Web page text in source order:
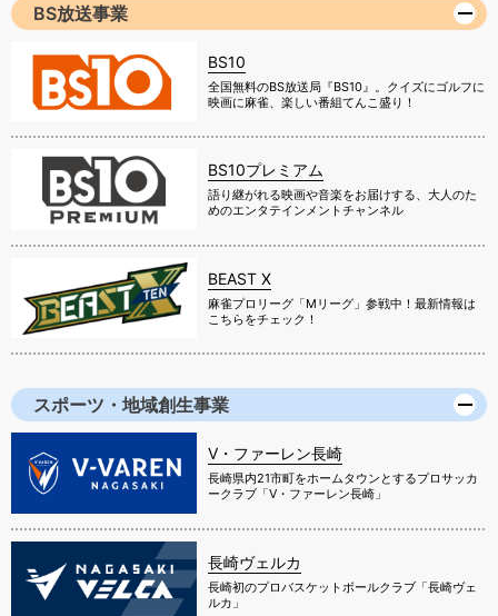
BS放送事業
BS10
全国無料のBS放送局『BS10』。クイズにゴルフに
映画に麻雀、楽しい番組てんこ盛り！
BS10プレミアム
語り継がれる映画や音楽をお届けする、大人のた
めのエンタテインメントチャンネル
BEAST X
麻雀プロリーグ「Mリーグ」参戦中！最新情報は
こちらをチェック！
スポーツ・地域創生事業
V・ファーレン長崎
長崎県内21市町をホームタウンとするプロサッカ
ークラブ「V・ファーレン長崎」
長崎ヴェルカ
長崎初のプロバスケットボールクラブ「長崎ヴェ
ルカ」